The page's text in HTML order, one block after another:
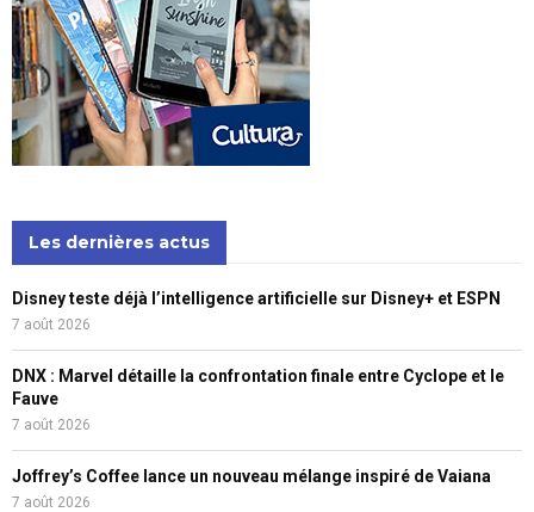
Les dernières actus
Disney teste déjà l’intelligence artificielle sur Disney+ et ESPN
7 août 2026
DNX : Marvel détaille la confrontation finale entre Cyclope et le
Fauve
7 août 2026
Joffrey’s Coffee lance un nouveau mélange inspiré de Vaiana
7 août 2026